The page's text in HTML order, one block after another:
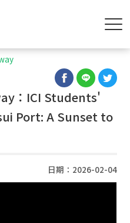
：ICI Students'
Port: A Sunset to
日期：2026-02-04